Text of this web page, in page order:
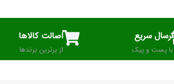
ارسال سریع
با پست و پیک
اصالت کالاها
از برترین برندها